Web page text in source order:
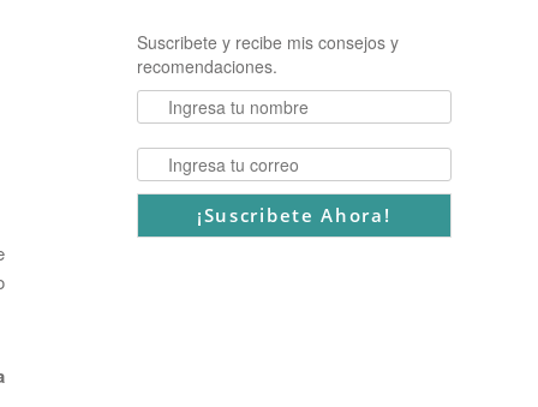
Suscribete y recibe mis consejos y
recomendaciones.